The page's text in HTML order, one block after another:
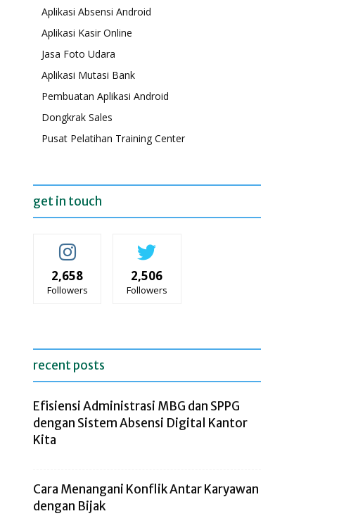
Aplikasi Absensi Android
Aplikasi Kasir Online
Jasa Foto Udara
Aplikasi Mutasi Bank
Pembuatan Aplikasi Android
Dongkrak Sales
Pusat Pelatihan Training Center
get in touch
2,658
Followers
2,506
Followers
recent posts
Efisiensi Administrasi MBG dan SPPG
dengan Sistem Absensi Digital Kantor
Kita
Cara Menangani Konflik Antar Karyawan
dengan Bijak